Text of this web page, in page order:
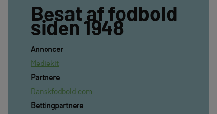
Besat af fodbold
siden 1948
Annoncer
Mediekit
Partnere
Danskfodbold.com
Bettingpartnere